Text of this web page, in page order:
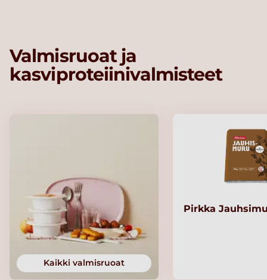
Valmisruoat ja
kasviproteiinivalmisteet
Kaikki valmisruoat
Pirkka